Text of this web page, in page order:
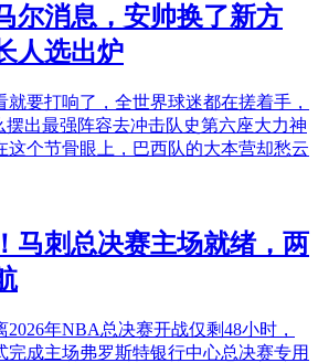
尔消息，安帅换了新方
人选出炉
要打响了，全世界球迷都在搓着手，
摆出最强阵容去冲击队史第六座大力神
这个节骨眼上，巴西队的大本营却愁云
马刺总决赛主场就绪，两
年NBA总决赛开战仅剩48小时，
完成主场弗罗斯特银行中心总决赛专用